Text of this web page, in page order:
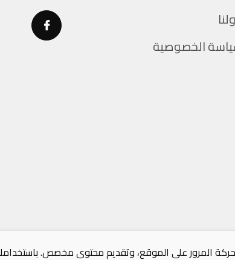
الخصوصية
المرور على الموقع، وتقديم محتوى مخصص.